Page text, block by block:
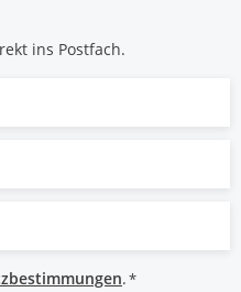
ins Postfach.
.*